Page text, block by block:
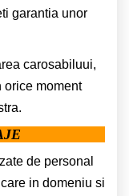
garantia unor
carosabiluui,
orice moment
de personal
in domeniu si